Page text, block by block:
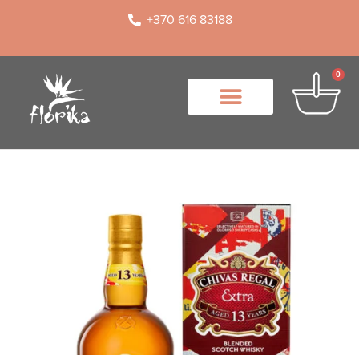
+370 616 83188
0